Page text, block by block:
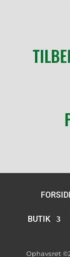
BUTIK
Ophavsret